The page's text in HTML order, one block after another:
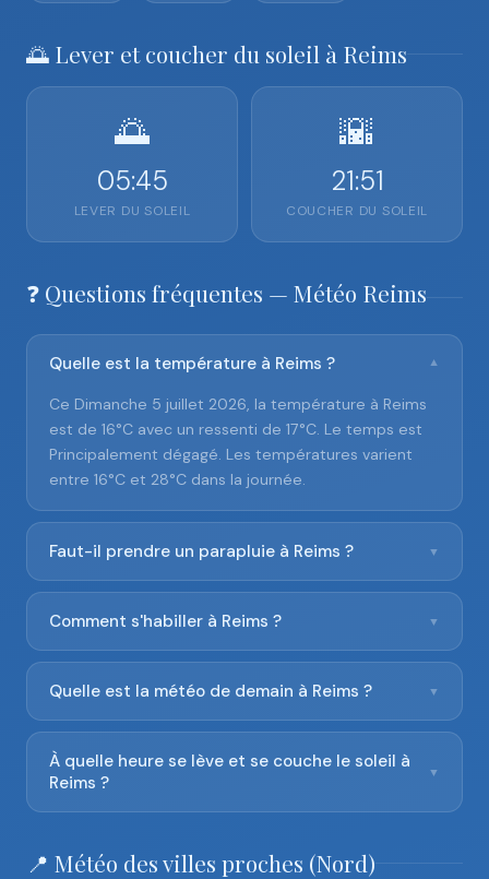
🌅 Lever et coucher du soleil à Reims
🌅
05:45
LEVER DU SOLEIL
🌇
21:51
COUCHER DU SOLEIL
❓ Questions fréquentes — Météo Reims
Quelle est la température à Reims ? ▼
Ce Dimanche 5 juillet 2026, la température à Reims
est de 16°C avec un ressenti de 17°C. Le temps est
Principalement dégagé. Les températures varient
entre 16°C et 28°C dans la journée.
Faut-il prendre un parapluie à Reims ? ▼
Comment s'habiller à Reims ? ▼
Quelle est la météo de demain à Reims ? ▼
À quelle heure se lève et se couche le soleil à
Reims ?
▼
📍 Météo des villes proches (Nord)